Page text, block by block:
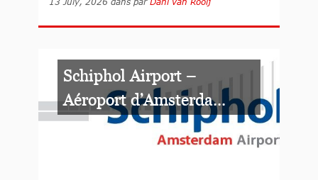
Schiphol Airport –
Aéroport d’Amsterda...